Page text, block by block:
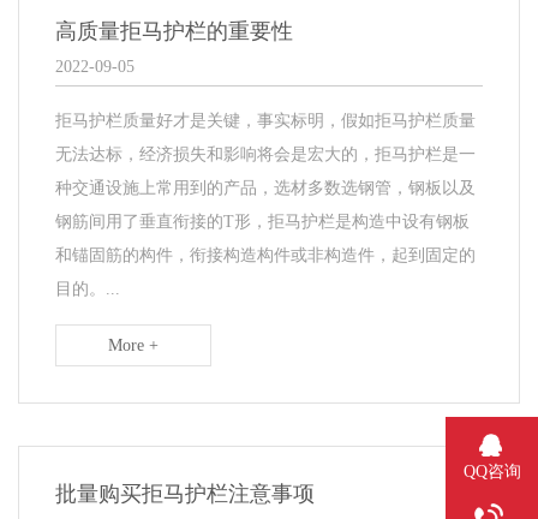
高质量拒马护栏的重要性
2022-09-05
拒马护栏质量好才是关键，事实标明，假如拒马护栏质量
无法达标，经济损失和影响将会是宏大的，拒马护栏是一
种交通设施上常用到的产品，选材多数选钢管，钢板以及
钢筋间用了垂直衔接的T形，拒马护栏是构造中设有钢板
和锚固筋的构件，衔接构造构件或非构造件，起到固定的
目的。...
More +
批量购买拒马护栏注意事项
QQ咨询